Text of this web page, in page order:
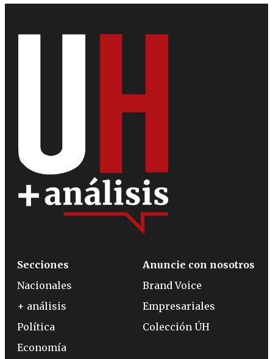
Secciones
Nacionales
+ análisis
Política
Economía
Anuncie con nosotros
Brand Voice
Empresariales
Colección ÚH